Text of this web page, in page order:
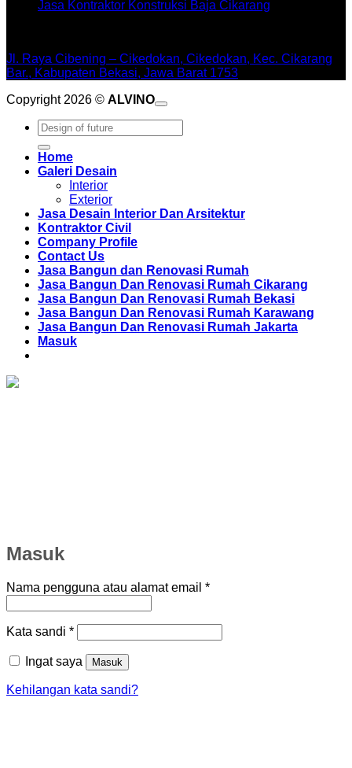
Jasa Kontraktor Konstruksi Baja Cikarang
Jl. Raya Cibening – Cikedokan, Cikedokan, Kec. Cikarang
Bar., Kabupaten Bekasi, Jawa Barat 1753
Copyright 2026 © ALVINO
Pencarian
untuk:
Home
Galeri Desain
Interior
Exterior
Jasa Desain Interior Dan Arsitektur
Kontraktor Civil
Company Profile
Contact Us
Jasa Bangun dan Renovasi Rumah
Jasa Bangun Dan Renovasi Rumah Cikarang
Jasa Bangun Dan Renovasi Rumah Bekasi
Jasa Bangun Dan Renovasi Rumah Karawang
Jasa Bangun Dan Renovasi Rumah Jakarta
Masuk
Masuk
Nama pengguna atau alamat email *Wajib
Kata sandi *Wajib
Ingat saya Masuk
Kehilangan kata sandi?